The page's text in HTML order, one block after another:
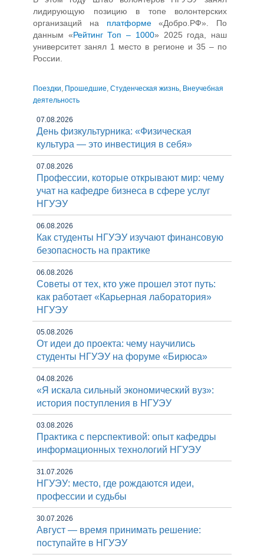
лидирующую позицию в топе волонтерских
организаций на платформе«Добро.РФ». По
данным «Рейтинг Топ – 1000» 2025 года, наш
университет занял 1 место в регионе и 35 – по
России.
Поездки, Прошедшие, Студенческая жизнь, Внеучебная
деятельность
07.08.2026
День физкультурника: «Физическая
культура — это инвестиция в себя»
07.08.2026
Профессии, которые открывают мир: чему
учат на кафедре бизнеса в сфере услуг
НГУЭУ
06.08.2026
Как студенты НГУЭУ изучают финансовую
безопасность на практике
06.08.2026
Советы от тех, кто уже прошел этот путь:
как работает «Карьерная лаборатория»
НГУЭУ
05.08.2026
От идеи до проекта: чему научились
студенты НГУЭУ на форуме «Бирюса»
04.08.2026
«Я искала сильный экономический вуз»:
история поступления в НГУЭУ
03.08.2026
Практика с перспективой: опыт кафедры
информационных технологий НГУЭУ
31.07.2026
НГУЭУ: место, где рождаются идеи,
профессии и судьбы
30.07.2026
Август — время принимать решение:
поступайте в НГУЭУ